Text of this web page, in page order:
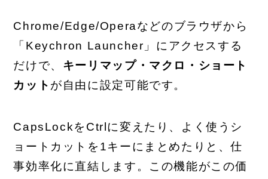
Chrome/Edge/Operaなどのブラウザから
「Keychron Launcher」にアクセスする
だけで、 キーリマップ・マクロ・ショート
カット が自由に設定可能です。
CapsLockをCtrlに変えたり、よく使うシ
ョートカットを1キーにまとめたりと、仕
事効率化に直結します。この機能がこの価